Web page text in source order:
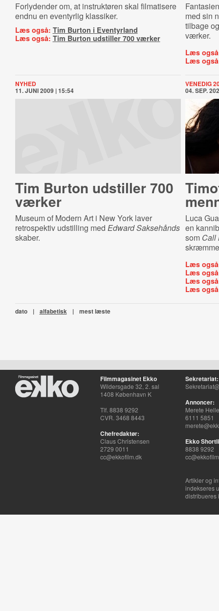
Forlydender om, at instruktøren skal filmatisere
endnu en eventyrlig klassiker.
Læs også: Tim Burton i Eventyrland
Læs også: Tim Burton udstiller 700 værker
med sin
tilbage
værker.
Læs
Læs
NYHED
11. JUNI 2009 | 15:54
Tim Burton udstiller 700
værker
Museum of Modern Art i New York laver
retrospektiv udstilling med Edward Saksehånds
skaber.
VENEDIG
04. SEP.
Luca
en
som Call
Læs
Læs
Læs
Læs
dato | alfabetisk | mest læste
Filmmagasinet Ekko
Wildersgade 32, 2. sal
1408 København K
Tlf. 8838 9292
CVR. 3468 8443
Chefredaktør:
Claus Christensen
2729 0011
cc@ekkofilm.dk
Sekretariat:
Annoncer:
Merete
6111 5851
Ekko
8838 9292
Artikler og
indekseres
distribueres